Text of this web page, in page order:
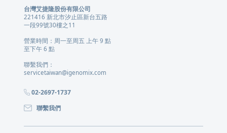
台灣艾捷隆股份有限公司
221416 新北市汐止區新台五路
一段99號30樓之11
營業時間：周一至周五 上午 9 點
至下午 6 點
聯繫我們：
servicetaiwan@igenomix.com
02-2697-1737
聯繫我們